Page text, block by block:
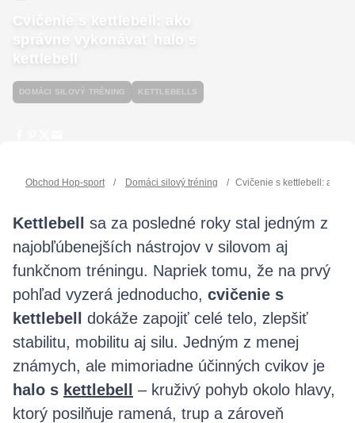
Cvičenie s kettlebell: ako
správne vykonávať halo s
kettlebell
DOMÁCI SILOVÝ TRÉNING KETTLEBELLS
Obchod Hop-sport / Domáci silový tréning / Cvičenie s kettlebell: ako
Kettlebell
sa za posledné roky stal jedným z
najobľúbenejších nástrojov v silovom aj
funkčnom tréningu. Napriek tomu, že na prvý
pohľad vyzerá jednoducho, cvičenie s
kettlebell
dokáže zapojiť celé telo, zlepšiť
stabilitu, mobilitu aj silu. Jedným z menej
známych, ale mimoriadne účinných cvikov je
halo s kettlebell
– kruživý pohyb okolo hlavy,
ktorý posilňuje ramená, trup a zároveň